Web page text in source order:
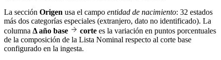
La sección Origen usa el campo entidad de nacimiento: 32 estados
más dos categorías especiales (extranjero, dato no identificado). La
columna Δ año base corte es la variación en puntos porcentuales
de la composición de la Lista Nominal respecto al corte base
configurado en la ingesta.